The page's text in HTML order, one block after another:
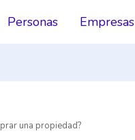
Personas Empresas
una propiedad?